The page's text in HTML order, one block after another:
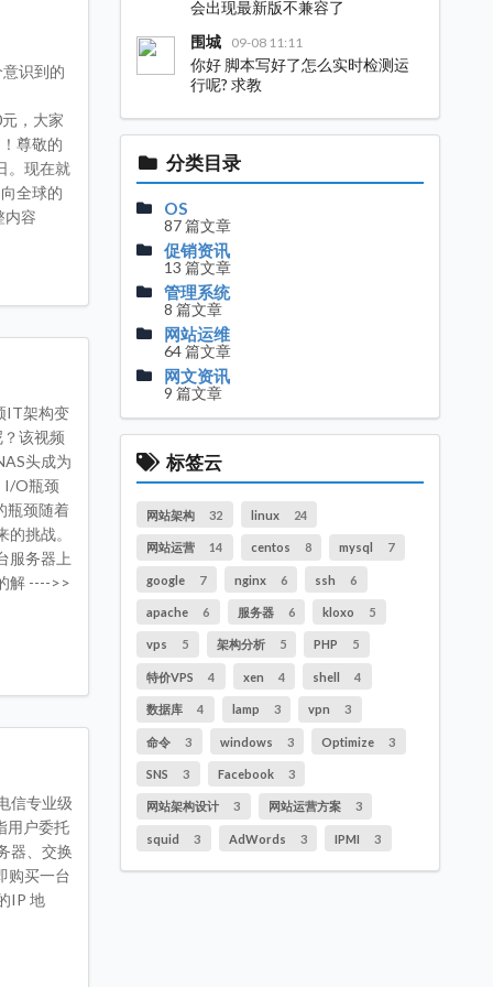
识到的
，大家
尊敬的
。现在就
全球的
内容
IT架构变
该视频
头成为
I/O瓶颈
瓶颈随着
挑战。
服务器上
解 ---->>
信专业级
用户委托
器、交换
购买一台
IP 地
会出现最新版不兼容了
围城
09-08 11:11
你好 脚本写好了怎么实时检测运
行呢? 求教
分类目录
OS
87 篇文章
促销资讯
13 篇文章
管理系统
8 篇文章
网站运维
64 篇文章
网文资讯
9 篇文章
标签云
网站架构 32 linux 24
网站运营 14 centos 8 mysql 7
google 7 nginx 6 ssh 6
apache 6 服务器 6 kloxo 5
vps 5 架构分析 5 PHP 5
特价VPS 4 xen 4 shell 4
数据库 4 lamp 3 vpn 3
命令 3 windows 3 Optimize 3
SNS 3 Facebook 3
网站架构设计 3 网站运营方案 3
squid 3 AdWords 3 IPMI 3